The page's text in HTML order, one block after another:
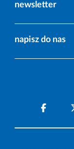
newsletter
napisz do nas